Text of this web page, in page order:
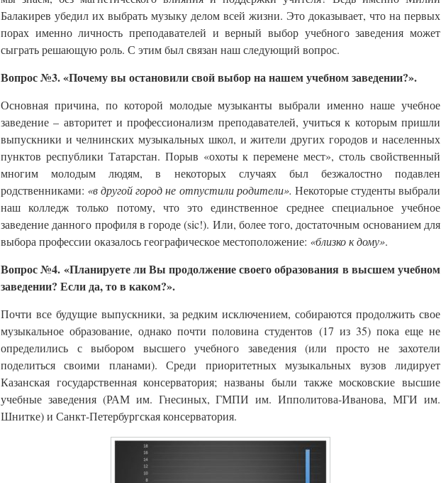
Балакирев убедил их выбрать музыку делом всей жизни. Это доказывает, что на первых
порах именно личность преподавателей и верный выбор учебного заведения может
сыграть решающую роль. С этим был связан наш следующий вопрос.
Вопрос №3. «Почему вы остановили свой выбор на нашем учебном заведении?».
Основная причина, по которой молодые музыканты выбрали именно наше учебное
заведение – авторитет и профессионализм преподавателей, учиться к которым пришли
выпускники и челнинских музыкальных школ, и жители других городов и населенных
пунктов республики Татарстан. Порыв «охоты к перемене мест», столь свойственный
многим молодым людям, в некоторых случаях был безжалостно подавлен
родственниками: «в другой город не отпустили родители». Некоторые студенты выбрали
наш колледж только потому, что это единственное среднее специальное учебное
заведение данного профиля в городе (sic!). Или, более того, достаточным основанием для
выбора профессии оказалось географическое местоположение: «близко к дому».
Вопрос №4. «Планируете ли Вы продолжение своего образования в высшем учебном
заведении? Если да, то в каком?».
Почти все будущие выпускники, за редким исключением, собираются продолжить свое
музыкальное образование, однако почти половина студентов (17 из 35) пока еще не
определились с выбором высшего учебного заведения (или просто не захотели
поделиться своими планами). Среди приоритетных музыкальных вузов лидирует
Казанская государственная консерватория; названы были также московские высшие
учебные заведения (РАМ им. Гнесиных, ГМПИ им. Ипполитова-Иванова, МГИ им.
Шнитке) и Санкт-Петербургская консерватория.